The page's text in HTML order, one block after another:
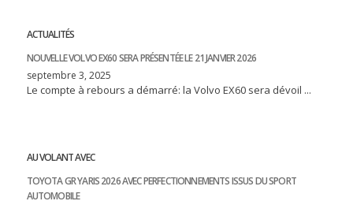
ACTUALITÉS
NOUVELLE VOLVO EX60 SERA PRÉSENTÉE LE 21 JANVIER 2026
septembre 3, 2025
Le compte à rebours a démarré: la Volvo EX60 sera dévoil ...
AU VOLANT AVEC
TOYOTA GR YARIS 2026 AVEC PERFECTIONNEMENTS ISSUS DU SPORT
AUTOMOBILE